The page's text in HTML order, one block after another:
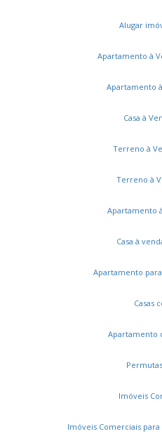
Alugar
Apartamento à
Apartamento
Casa à
Terreno à
Terreno à
Apartamento
Casa à
Apartamento
Casas
Apartamento
Imóveis
Imóveis Comerciais para